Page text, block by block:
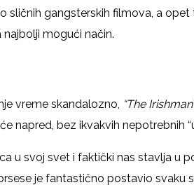
sličnih gangsterskih filmova, a
mogući način.
vreme skandalozno, “The
napred, bez ikvakvih nepotrebnih
u svoj svet i faktički nas stavlja u
je fantastično postavio